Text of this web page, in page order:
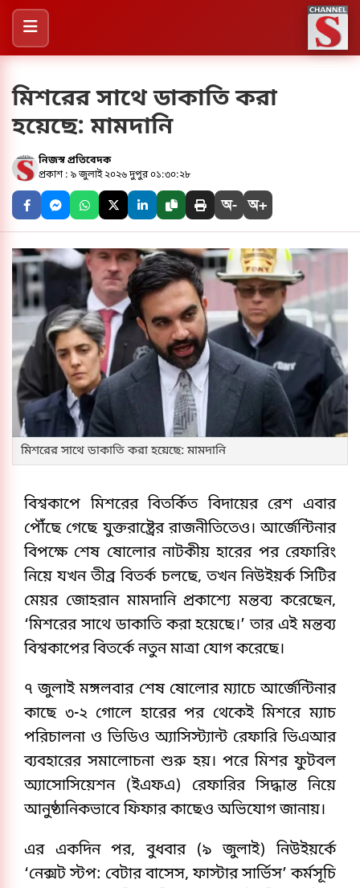
মিশরের সাথে ডাকাতি করা
হয়েছে: মামদানি
নিজস্ব প্রতিবেদক
প্রকাশ : ৯ জুলাই ২০২৬ দুপুর ০১:৩০:২৮
অ- অ+
মিশরের সাথে ডাকাতি করা হয়েছে: মামদানি
বিশ্বকাপে মিশরের বিতর্কিত বিদায়ের রেশ এবার
পৌঁছে গেছে যুক্তরাষ্ট্রের রাজনীতিতেও। আর্জেন্টিনার
বিপক্ষে শেষ ষোলোর নাটকীয় হারের পর রেফারিং
নিয়ে যখন তীব্র বিতর্ক চলছে, তখন নিউইয়র্ক সিটির
মেয়র জোহরান মামদানি প্রকাশ্যে মন্তব্য করেছেন,
‘মিশরের সাথে ডাকাতি করা হয়েছে।’ তার এই মন্তব্য
বিশ্বকাপের বিতর্কে নতুন মাত্রা যোগ করেছে।
৭ জুলাই মঙ্গলবার শেষ ষোলোর ম্যাচে আর্জেন্টিনার
কাছে ৩-২ গোলে হারের পর থেকেই মিশরে ম্যাচ
পরিচালনা ও ভিডিও অ্যাসিস্ট্যান্ট রেফারি ভিএআর
ব্যবহারের সমালোচনা শুরু হয়। পরে মিশর ফুটবল
অ্যাসোসিয়েশন (ইএফএ) রেফারির সিদ্ধান্ত নিয়ে
আনুষ্ঠানিকভাবে ফিফার কাছেও অভিযোগ জানায়।
এর একদিন পর, বুধবার (৯ জুলাই) নিউইয়র্কে
‘নেক্সট স্টপ: বেটার বাসেস, ফাস্টার সার্ভিস’ কর্মসূচি